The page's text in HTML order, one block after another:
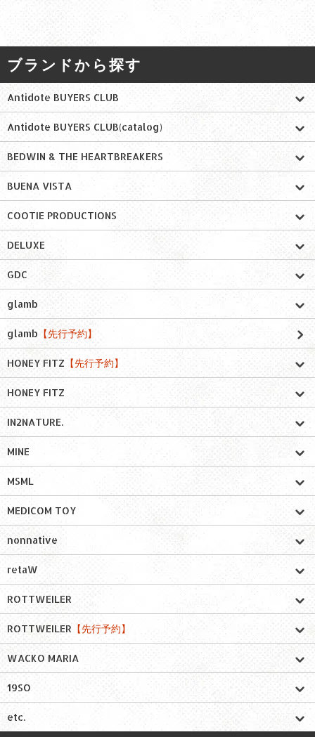
ブランドから探す
Antidote BUYERS CLUB
Antidote BUYERS CLUB(catalog)
BEDWIN & THE HEARTBREAKERS
BUENA VISTA
COOTIE PRODUCTIONS
DELUXE
GDC
glamb
glamb 【先行予約】
HONEY FITZ 【先行予約】
HONEY FITZ
IN2NATURE.
MINE
MSML
MEDICOM TOY
nonnative
retaW
ROTTWEILER
ROTTWEILER 【先行予約】
WACKO MARIA
19SO
etc.